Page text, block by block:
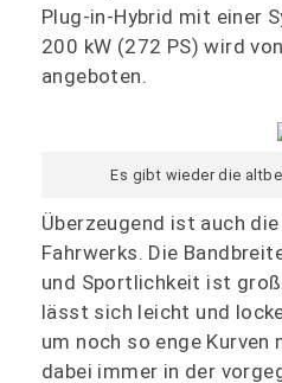
Plug-in-Hybrid mit einer
200 kW (272 PS) wird
angeboten.
Es gibt wieder die
Überzeugend ist auch
Fahrwerks. Die
und Sportlichkeit ist
lässt sich leicht und
um noch so enge Kurven
dabei immer in der